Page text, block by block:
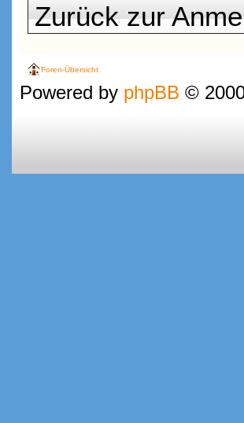
Zurück zur
Foren-Übersicht
Powered by phpBB ©